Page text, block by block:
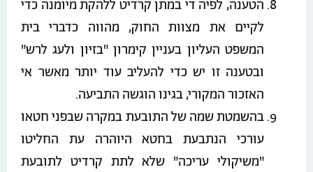
הטענה, לפיה די במתן קרדיט ללהקת מיומנה כדי
לקיים את מצוות החוק, מהווה כדברי בית
המשפט העליון בעניין קימרון "בזיון ולעג לרש"
ובטענה זו יש כדי להעליב עוד יותר מאשר אי
האזכור המקורי, בגינו הוגשה התביעה.
בהשמטת שמה של התובעת במקרה שבפני חטאו
עורכי הנתבעת בחטא היוהרה עת החליטו
"משיקולי עריכה" שלא לתת קרדיט לתובעת